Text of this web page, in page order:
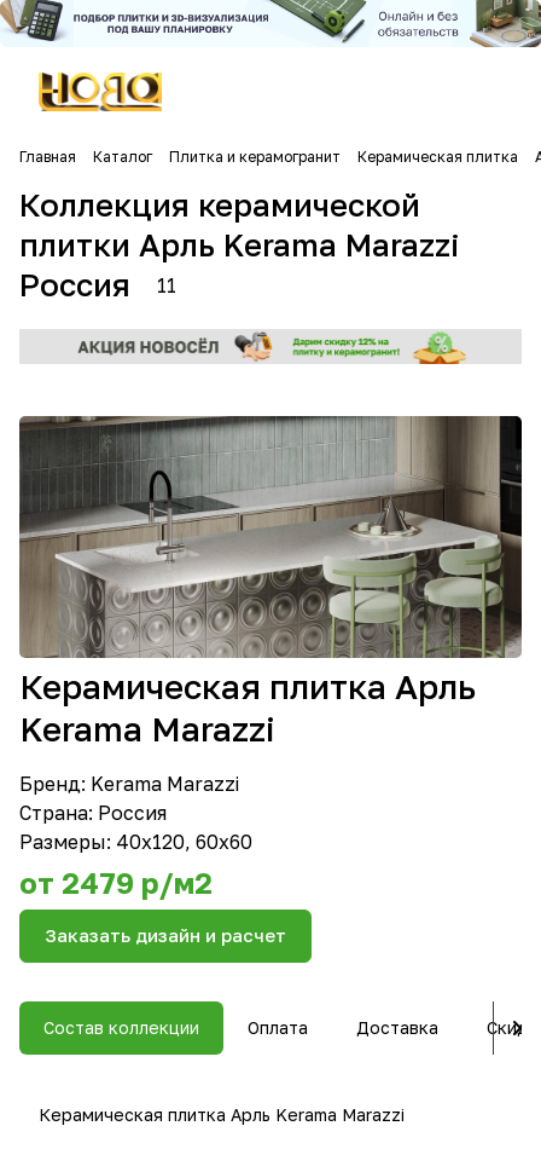
Главная Каталог Плитка и керамогранит Керамическая плитка
Коллекция керамической
плитки Арль Kerama Marazzi
Россия
11
Керамическая плитка Арль
Kerama Marazzi
Бренд: Kerama Marazzi
Страна: Россия
Размеры: 40х120, 60х60
от 2479 р/м2
Заказать дизайн и расчет
Состав коллекции Оплата Доставка
Керамическая плитка Арль Kerama Marazzi